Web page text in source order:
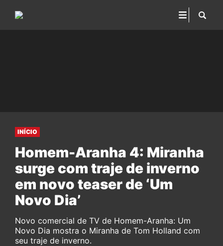
INÍCIO
Homem-Aranha 4: Miranha
surge com traje de inverno
em novo teaser de ‘Um
Novo Dia’
Novo comercial de TV de Homem-Aranha: Um
Novo Dia mostra o Miranha de Tom Holland com
seu traje de inverno.